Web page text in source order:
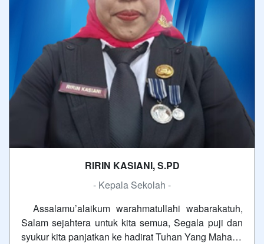
RIRIN KASIANI, S.PD
- Kepala Sekolah -
Assalamu’alaikum warahmatullahi wabarakatuh,
Salam sejahtera untuk kita semua, Segala puji dan
syukur kita panjatkan ke hadirat Tuhan Yang Maha…